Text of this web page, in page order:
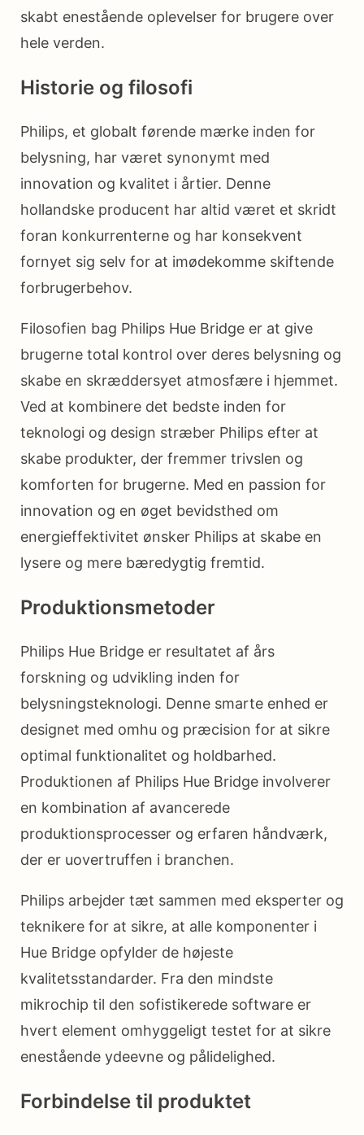
skabt enestående oplevelser for brugere over
hele verden.
Historie og filosofi
Philips, et globalt førende mærke inden for
belysning, har været synonymt med
innovation og kvalitet i årtier. Denne
hollandske producent har altid været et skridt
foran konkurrenterne og har konsekvent
fornyet sig selv for at imødekomme skiftende
forbrugerbehov.
Filosofien bag Philips Hue Bridge er at give
brugerne total kontrol over deres belysning og
skabe en skræddersyet atmosfære i hjemmet.
Ved at kombinere det bedste inden for
teknologi og design stræber Philips efter at
skabe produkter, der fremmer trivslen og
komforten for brugerne. Med en passion for
innovation og en øget bevidsthed om
energieffektivitet ønsker Philips at skabe en
lysere og mere bæredygtig fremtid.
Produktionsmetoder
Philips Hue Bridge er resultatet af års
forskning og udvikling inden for
belysningsteknologi. Denne smarte enhed er
designet med omhu og præcision for at sikre
optimal funktionalitet og holdbarhed.
Produktionen af Philips Hue Bridge involverer
en kombination af avancerede
produktionsprocesser og erfaren håndværk,
der er uovertruffen i branchen.
Philips arbejder tæt sammen med eksperter og
teknikere for at sikre, at alle komponenter i
Hue Bridge opfylder de højeste
kvalitetsstandarder. Fra den mindste
mikrochip til den sofistikerede software er
hvert element omhyggeligt testet for at sikre
enestående ydeevne og pålidelighed.
Forbindelse til produktet